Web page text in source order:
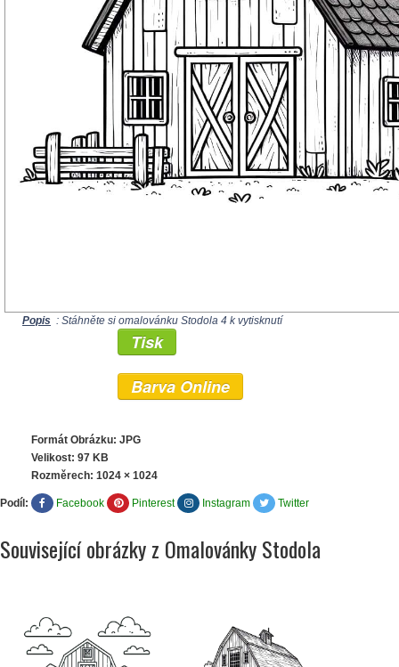
Popis : Stáhněte si omalovánku Stodola 4 k vytisknutí
Tisk
Barva Online
Formát Obrázku: JPG
Velikost: 97 KB
Rozměrech: 1024 × 1024
Podíl: Facebook Pinterest Instagram Twitter
Související obrázky z Omalovánky Stodola